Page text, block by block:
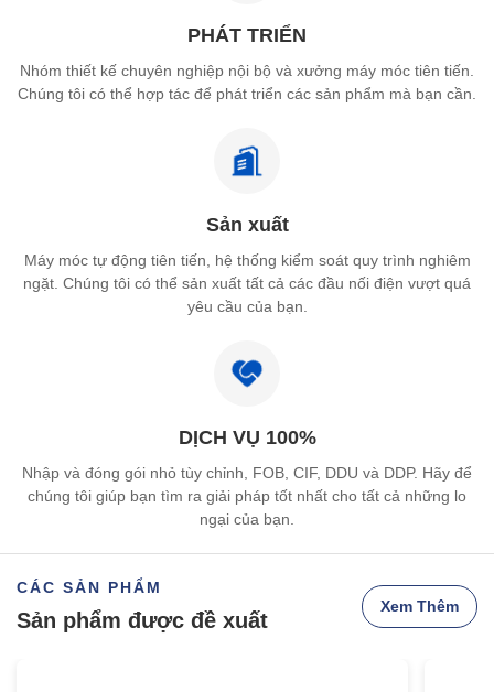
PHÁT TRIỂN
Nhóm thiết kế chuyên nghiệp nội bộ và xưởng máy móc tiên tiến.
Chúng tôi có thể hợp tác để phát triển các sản phẩm mà bạn cần.
Sản xuất
Máy móc tự động tiên tiến, hệ thống kiểm soát quy trình nghiêm
ngặt. Chúng tôi có thể sản xuất tất cả các đầu nối điện vượt quá
yêu cầu của bạn.
DỊCH VỤ 100%
Nhập và đóng gói nhỏ tùy chỉnh, FOB, CIF, DDU và DDP. Hãy để
chúng tôi giúp bạn tìm ra giải pháp tốt nhất cho tất cả những lo
ngại của bạn.
CÁC SẢN PHẨM
Sản phẩm được đề xuất
Xem Thêm